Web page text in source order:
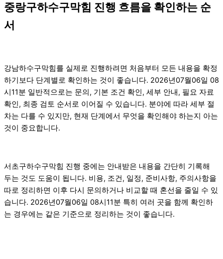
중랑구하수구막힘 진행 흐름을 확인하는 순
서
강남하수구막힘를 실제로 진행하려면 처음부터 모든 내용을 확정
하기보다 단계별로 확인하는 것이 좋습니다. 2026년07월06일 08
시11분 일반적으로는 문의, 기본 조건 확인, 세부 안내, 필요 자료
확인, 최종 검토 순서로 이어질 수 있습니다. 분야에 따라 세부 절
차는 다를 수 있지만, 현재 단계에서 무엇을 확인해야 하는지 아는
것이 중요합니다.
서초구하수구막힘 진행 중에는 안내받은 내용을 간단히 기록해
두는 것도 도움이 됩니다. 비용, 조건, 일정, 준비사항, 주의사항을
따로 정리하면 이후 다시 문의하거나 비교할 때 혼선을 줄일 수 있
습니다. 2026년07월06일 08시11분 특히 여러 곳을 함께 확인하
는 경우에는 같은 기준으로 정리하는 것이 좋습니다.